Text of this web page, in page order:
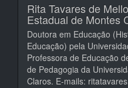
Rita Tavares de
Estadual de Montes
Doutora em Educação
Educação) pela
Professora de Educação
de Pedagogia da
Claros. E-mails: